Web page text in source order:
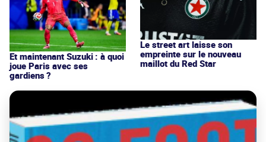
Et maintenant Suzuki : à quoi
joue Paris avec ses
gardiens ?
Le street art laisse son
empreinte sur le nouveau
maillot du Red Star